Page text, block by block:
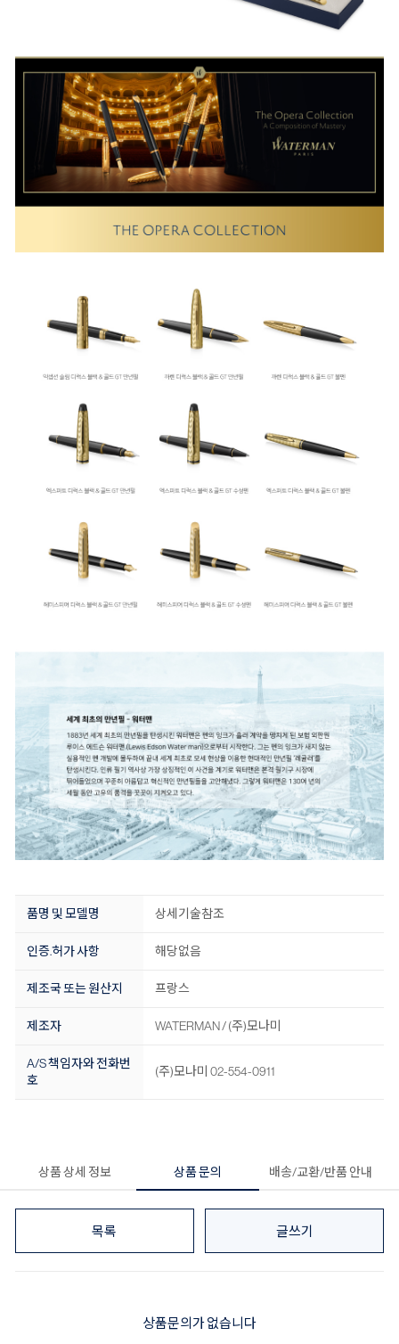
품명 및 모델명 상세기술참조
인증.허가 사항 해당없음
제조국 또는 원산지 프랑스
제조자 WATERMAN / (주)모나미
A/S 책임자와 전화번
호
(주)모나미 02-554-0911
상품 상세 정보 상품 문의 배송/교환/반품 안내
목록 글쓰기
상품문의가 없습니다